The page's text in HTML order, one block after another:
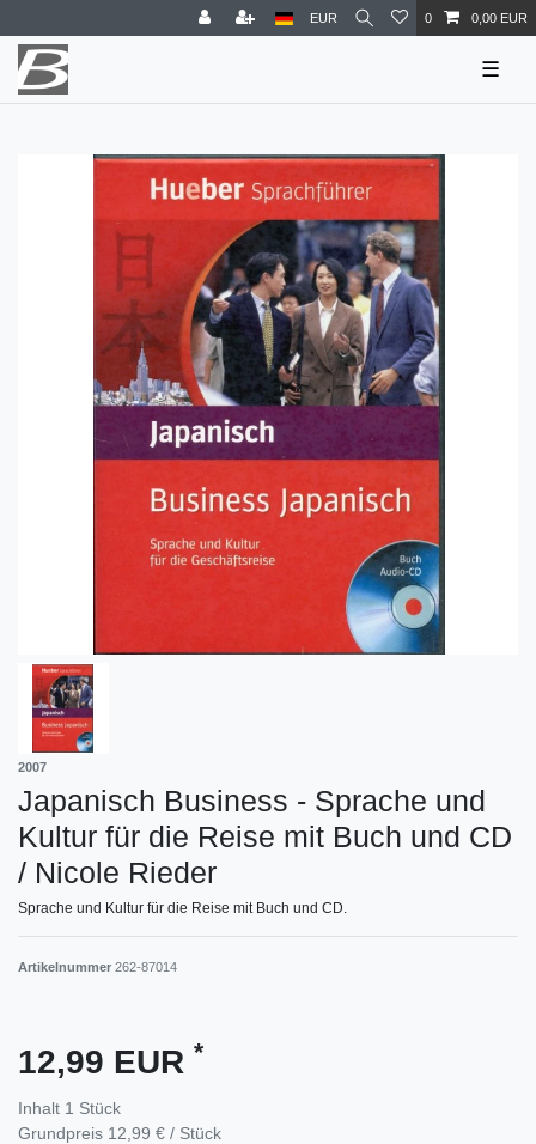
EUR 0 0,00 EUR
☰
2007
Japanisch Business - Sprache und
Kultur für die Reise mit Buch und CD
/ Nicole Rieder
Sprache und Kultur für die Reise mit Buch und CD.
Artikelnummer 262-87014
12,99 EUR *
Inhalt 1 Stück
Grundpreis 12,99 € / Stück